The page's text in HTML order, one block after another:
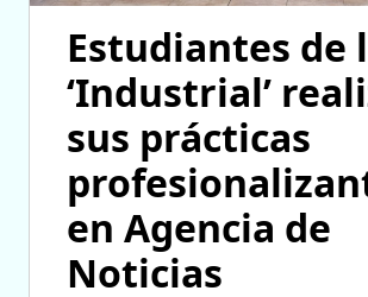
Estudiantes de
‘Industrial’
sus prácticas
en Agencia de
Noticias